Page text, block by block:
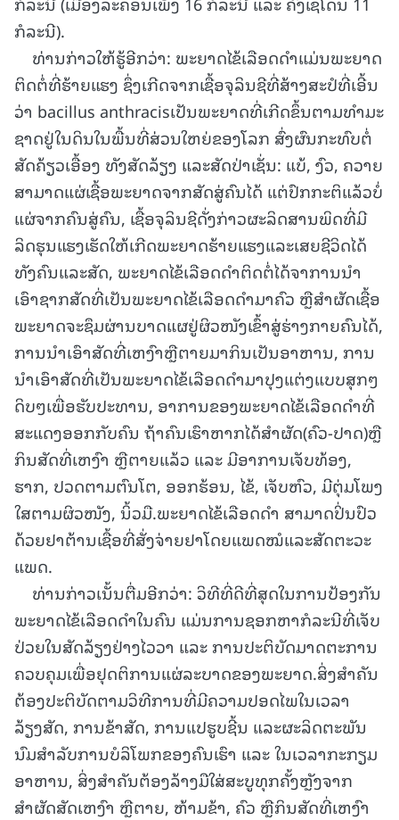
ກໍລະນີ).
ທ່ານກ່າວໃຫ້ຮູ້ອີກວ່າ: ພະຍາດໄຂ້ເລືອດດໍາແມ່ນພະຍາດ
ຕິດຕໍ່ທີ່ຮ້າຍແຮງ ຊຶ່ງເກີດຈາກເຊື້ອຈຸລິນຊີທີ່ສ້າງສະປໍທີ່ເອີ້ນ
ວ່າ bacillus anthracisເປັນພະຍາດທີ່ເກີດຂຶ້ນຕາມທໍາມະ
ຊາດຢູ່ໃນດິນໃນພື້ນທີ່ສ່ວນໃຫຍ່ຂອງໂລກ ສົ່ງຜົນກະທົບຕໍ່
ສັດຄ້ຽວເອື້ອງ ທັງສັດລ້ຽງ ແລະສັດປ່າເຊັ່ນ: ແບ້, ງົວ, ຄວາຍ
ສາມາດແຜ່ເຊື້ອພະຍາດຈາກສັດສູ່ຄົນໄດ້ ແຕ່ປົກກະຕິແລ້ວບໍ່
ແຜ່ຈາກຄົນສູ່ຄົນ, ເຊື້ອຈຸລິນຊີດັ່ງກ່າວຜະລິດສານພິດທີ່ມີ
ລິດຮຸນແຮງເຮັດໃຫ້ເກີດພະຍາດຮ້າຍແຮງແລະເສຍຊີວິດໄດ້
ທັງຄົນແລະສັດ, ພະຍາດໄຂ້ເລືອດດຳຕິດຕໍ່ໄດ້ຈາການນໍາ
ເອົາຊາກສັດທີ່ເປັນພະຍາດໄຂ້ເລືອດດຳມາຄົວ ຫຼືສຳຜັດເຊື້ອ
ພະຍາດຈະຊຶມຜ່ານບາດແຜຢູ່ຜິວໜັງເຂົ້າສູ່ຮ່າງກາຍຄົນໄດ້,
ການນຳເອົາສັດທີ່ເຫງົາຫຼືຕາຍມາກິນເປັນອາຫານ, ການ
ນຳເອົາສັດທີ່ເປັນພະຍາດໄຂ້ເລືອດດຳມາປຸງແຕ່ງແບບສຸກໆ
ດິບໆເພື່ອຮັບປະທານ, ອາການຂອງພະຍາດໄຂ້ເລືອດດຳທີ່
ສະແດງອອກກັບຄົນ ຖ້າຄົນເຮົາຫາກໄດ້ສຳຜັດ(ຄົວ-ປາດ)ຫຼື
ກິນສັດທີ່ເຫງົາ ຫຼືຕາຍແລ້ວ ແລະ ມີອາການເຈັບທ້ອງ,
ຮາກ, ປວດຕາມຕົນໂຕ, ອອກຮ້ອນ, ໄຂ້, ເຈັບຫົວ, ມີຕຸ່ມໂພງ
ໃສຕາມຜິວໜັງ, ນິ້ວມື.ພະຍາດໄຂ້ເລືອດດໍາ ສາມາດປິ່ນປົວ
ດ້ວຍຢາຕ້ານເຊື້ອທີ່ສັ່ງຈ່າຍຢາໂດຍແພດໝໍແລະສັດຕະວະ
ແພດ.
ທ່ານກ່າວເນັ້ນຕື່ມອີກວ່າ: ວິທີທີ່ດີທີ່ສຸດໃນການປ້ອງກັນ
ພະຍາດໄຂ້ເລືອດດໍາໃນຄົນ ແມ່ນການຊອກຫາກໍລະນີທີ່ເຈັບ
ປ່ວຍໃນສັດລ້ຽງຢ່າງໄວວາ ແລະ ການປະຕິບັດມາດຕະການ
ຄວບຄຸມເພື່ອຢຸດຕິການແຜ່ລະບາດຂອງພະຍາດ.ສິ່ງສໍາຄັນ
ຕ້ອງປະຕິບັດຕາມວິທີການທີ່ມີຄວາມປອດໄພໃນເວລາ
ລ້ຽງສັດ, ການຂ້າສັດ, ການແປຮູບຊີ້ນ ແລະຜະລິດຕະພັນ
ນົມສໍາລັບການບໍລິໂພກຂອງຄົນເຮົາ ແລະ ໃນເວລາກະກຽມ
ອາຫານ, ສິ່ງສຳຄັນຕ້ອງລ້າງມືໃສ່ສະບູທຸກຄັ້ງຫຼັງຈາກ
ສຳຜັດສັດເຫງົາ ຫຼືຕາຍ, ຫ້າມຂ້າ, ຄົວ ຫຼືກິນສັດທີ່ເຫງົາ